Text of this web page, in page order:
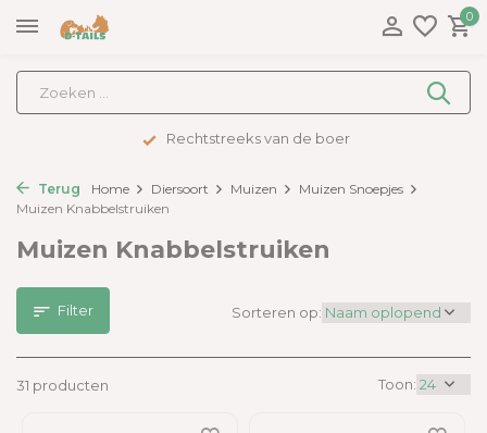
0
Advies op maat
Terug Home Diersoort Muizen
Muizen Snoepjes
Muizen Knabbelstruiken
Muizen Knabbelstruiken
Filter
31 producten Toon:
Sorteren op: